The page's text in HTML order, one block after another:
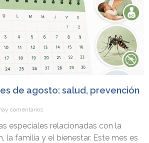
de agosto: salud, prevención
comentarios
especiales relacionadas con la
la familia y el bienestar. Este mes es